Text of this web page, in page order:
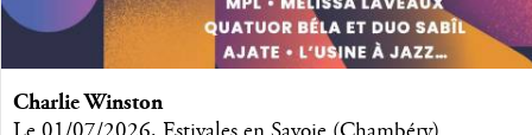
Charlie Winston